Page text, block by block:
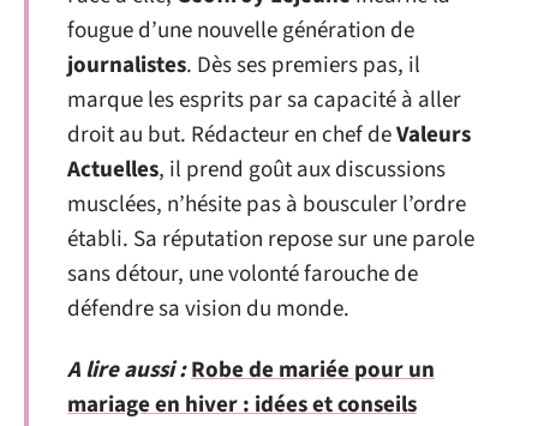
fougue d’une nouvelle génération de
journalistes. Dès ses premiers pas, il
marque les esprits par sa capacité à aller
droit au but. Rédacteur en chef deValeurs
Actuelles, il prend goût aux discussions
musclées, n’hésite pas à bousculer l’ordre
établi. Sa réputation repose sur une parole
sans détour, une volonté farouche de
défendre sa vision du monde.
A lire aussi :Robe de mariée pour un
mariage en hiver : idées et conseils